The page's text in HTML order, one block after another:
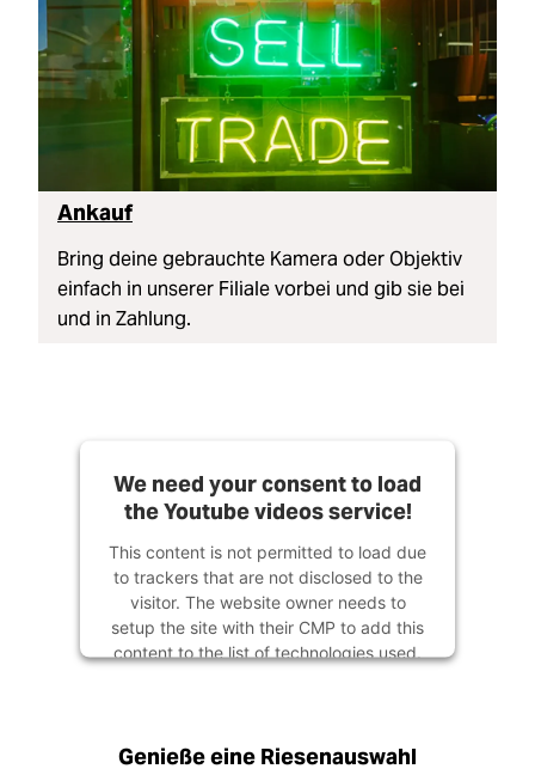
Ankauf
Bring deine gebrauchte Kamera oder Objektiv
einfach in unserer Filiale vorbei und gib sie bei
und in Zahlung.
We need your consent to load
the Youtube videos service!
This content is not permitted to load due
to trackers that are not disclosed to the
visitor. The website owner needs to
setup the site with their CMP to add this
content to the list of technologies used.
Genieße eine Riesenauswahl